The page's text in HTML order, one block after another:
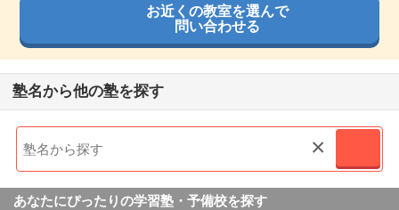
お近くの教室を選んで
問い合わせる
塾名から他の塾を探す
×
あなたにぴったりの学習塾・予備校を探す